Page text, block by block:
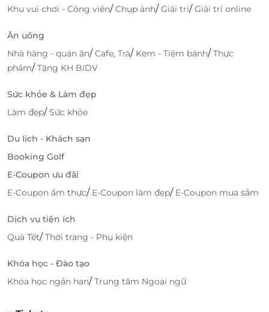
Bạc Liêuvới mức giá ưu đãi cực hấp dẫn. Đặc biệt,
Giá tốt nhất thị trường
Xác nhận nhanh chóng, tiện lợi
Hỗ trợ khách hàng 24/7
luôn suôn sẻ.
LifeLink – đồng hành cùng bạn trên mọi hành trình
với chi phí tối ưu nhất!
LifeLink
Khu vui chơi - Công viên/Chụp ảnh/Giải trí/Giải trí online
Ăn uống
Nhà hàng - quán ăn/Cafe, Trà/ Kem - Tiệm bánh/Thực
phẩm/Tặng KH BIDV
Sức khỏe & Làm đẹp
Làm đẹp/Sức khỏe
Du lịch - Khách sạn
Booking Golf
E-Coupon ưu đãi
E-Coupon ẩm thực/ E-Coupon làm đẹp/ E-Coupon mua sắm
Dịch vụ tiện ích
Quà Tết/Thời trang - Phụ kiện
Khóa học - Đào tạo
Khóa học ngắn hạn/Trung tâm Ngoại ngữ